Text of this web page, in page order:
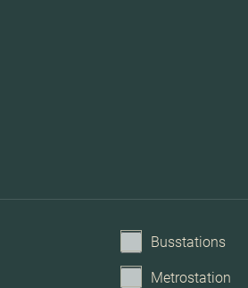
Busstations
Metrostation